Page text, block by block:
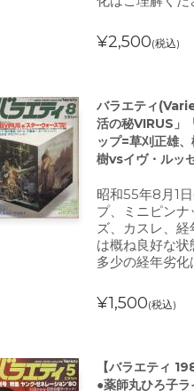
¥2,500(税込)
バラエティ
活の秘VIRUS」
ップ=草刈正雄
樹vsイヴ・ルッ
昭和55年8月1
プ、ミニピン
ズ、カスレ、
は概ね良好な
多少の経年劣化
¥1,500(税込)
【バラエティ
●薬師丸ひろ子